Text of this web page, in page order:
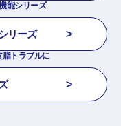
能シリーズ
リーズ
脂トラブルに​